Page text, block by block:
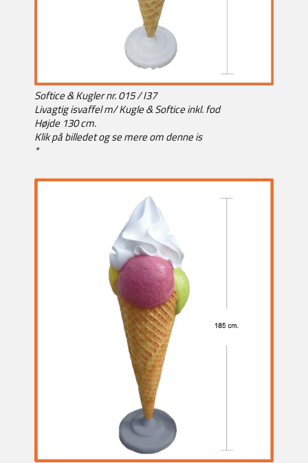
Softice & Kugler nr. 015 / I37
Livagtig isvaffel m/ Kugle & Softice inkl. fod
Højde 130 cm.
Klik på billedet og se mere om denne is
*